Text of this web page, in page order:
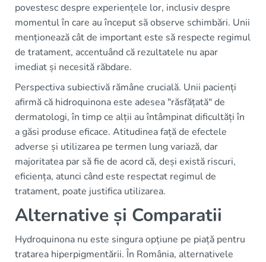
povestesc despre experiențele lor, inclusiv despre
momentul în care au început să observe schimbări. Unii
menționează cât de important este să respecte regimul
de tratament, accentuând că rezultatele nu apar
imediat și necesită răbdare.
Perspectiva subiectivă rămâne crucială. Unii pacienți
afirmă că hidroquinona este adesea "răsfățată" de
dermatologi, în timp ce alții au întâmpinat dificultăți în
a găsi produse eficace. Atitudinea față de efectele
adverse și utilizarea pe termen lung variază, dar
majoritatea par să fie de acord că, deși există riscuri,
eficiența, atunci când este respectat regimul de
tratament, poate justifica utilizarea.
Alternative și Comparatii
Hydroquinona nu este singura opțiune pe piață pentru
tratarea hiperpigmentării. În România, alternativele